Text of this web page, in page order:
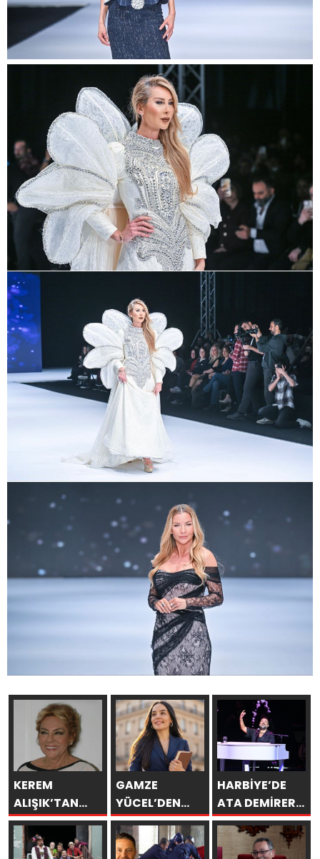
KEREM
ALIŞIK’TAN
ÇOLPAN
İLHAN’A
GAMZE
YÜCEL’DEN
SEVGİYE
BİLİMSEL BAKIŞ
HARBİYE’DE
ATA DEMİRER
GAZİNOSU VE
BİNLERCE